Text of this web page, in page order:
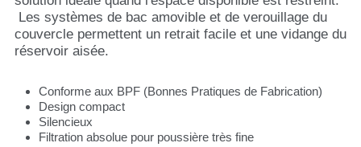
Les systèmes de bac amovible et de verouillage du
couvercle permettent un retrait facile et une vidange du
réservoir aisée.
Conforme aux BPF (Bonnes Pratiques de Fabrication)
Design compact
Silencieux
Filtration absolue pour poussière très fine